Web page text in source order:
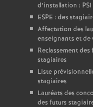
O
r
l
d’installation : PSI
ESPE : des
Affectation des
enseignants et de
Reclassement
stagiaires
Liste
stagiaires
Lauréats des
des futurs